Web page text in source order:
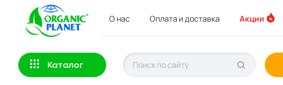
О нас Оплата и доставка Акции
Каталог